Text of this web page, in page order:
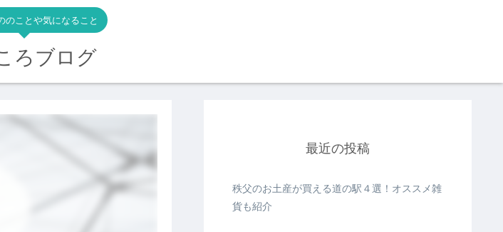
のことや気になること
ろブログ
最近の投稿
秩父のお土産が買える道の駅４選！オススメ雑
貨も紹介